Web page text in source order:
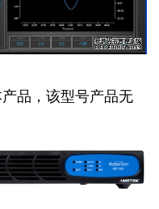
品，该型号产品无